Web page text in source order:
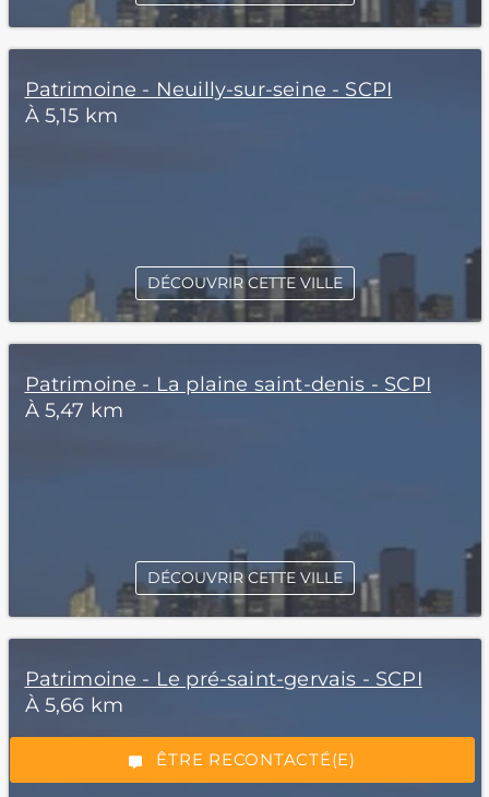
*Champs obligatoires
“Excellent”, 165 avis
ÊTRE RECONTACTÉ(E)
Patrimoine - Neuilly-sur-seine - SCPI
À 5,15 km
DÉCOUVRIR CETTE VILLE
Patrimoine - La plaine saint-denis - SCPI
À 5,47 km
DÉCOUVRIR CETTE VILLE
Patrimoine - Le pré-saint-gervais - SCPI
À 5,66 km